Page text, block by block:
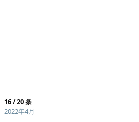
16/20条
2022年4月